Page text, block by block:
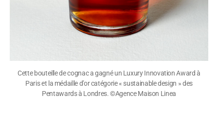
Cette bouteille de cognac a gagné un Luxury Innovation Award à
Paris et la médaille d’or catégorie « sustainable design » des
Pentawards à Londres. ©Agence Maison Linea